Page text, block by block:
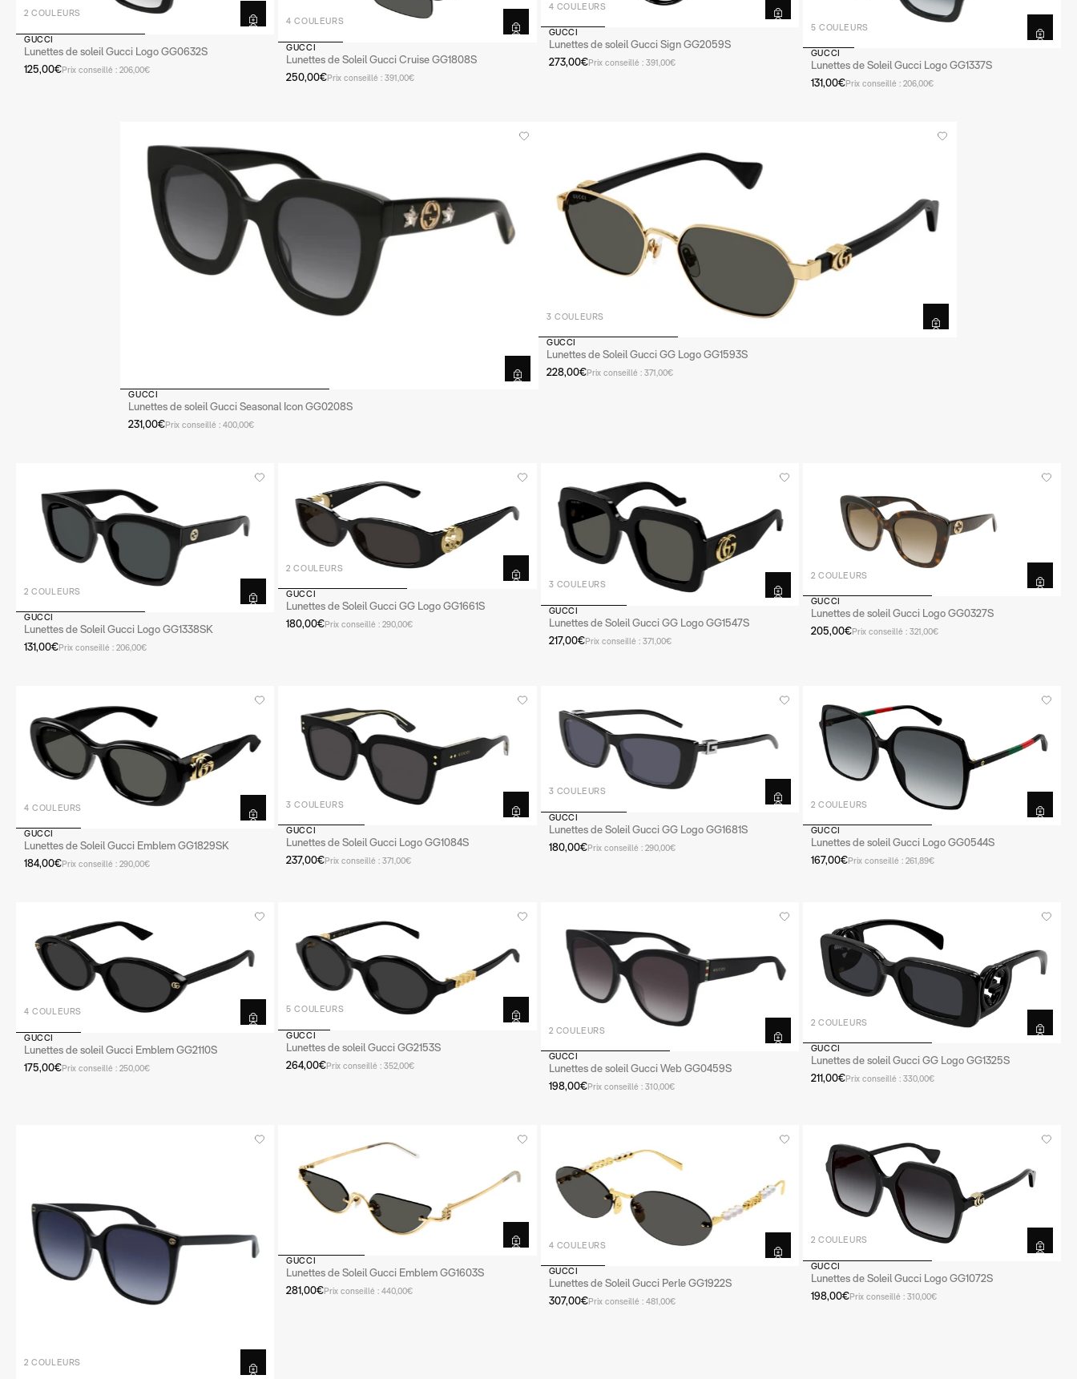
Fermer
Voir l'ordonnance
2 COULEURS
GUCCI
Lunettes de soleil Gucci Logo GG0632S
125,00€Prix conseillé : 206,00€
4 COULEURS
GUCCI
Lunettes de Soleil Gucci Cruise GG1808S
250,00€Prix conseillé : 391,00€
4 COULEURS
GUCCI
Lunettes de soleil Gucci Sign GG2059S
273,00€Prix conseillé : 391,00€
5 COULEURS
GUCCI
Lunettes de Soleil Gucci Logo GG1337S
131,00€Prix conseillé : 206,00€
GUCCI
Lunettes de soleil Gucci Seasonal Icon GG0208S
231,00€Prix conseillé : 400,00€
3 COULEURS
GUCCI
Lunettes de Soleil Gucci GG Logo GG1593S
228,00€Prix conseillé : 371,00€
2 COULEURS
GUCCI
Lunettes de Soleil Gucci Logo GG1338SK
131,00€Prix conseillé : 206,00€
2 COULEURS
GUCCI
Lunettes de Soleil Gucci GG Logo GG1661S
180,00€Prix conseillé : 290,00€
3 COULEURS
GUCCI
Lunettes de Soleil Gucci GG Logo GG1547S
217,00€Prix conseillé : 371,00€
2 COULEURS
GUCCI
Lunettes de soleil Gucci Logo GG0327S
205,00€Prix conseillé : 321,00€
4 COULEURS
GUCCI
Lunettes de Soleil Gucci Emblem GG1829SK
184,00€Prix conseillé : 290,00€
3 COULEURS
GUCCI
Lunettes de Soleil Gucci Logo GG1084S
237,00€Prix conseillé : 371,00€
3 COULEURS
GUCCI
Lunettes de Soleil Gucci GG Logo GG1681S
180,00€Prix conseillé : 290,00€
2 COULEURS
GUCCI
Lunettes de soleil Gucci Logo GG0544S
167,00€Prix conseillé : 261,89€
4 COULEURS
GUCCI
Lunettes de soleil Gucci Emblem GG2110S
175,00€Prix conseillé : 250,00€
5 COULEURS
GUCCI
Lunettes de soleil Gucci GG2153S
264,00€Prix conseillé : 352,00€
2 COULEURS
GUCCI
Lunettes de soleil Gucci Web GG0459S
198,00€Prix conseillé : 310,00€
2 COULEURS
GUCCI
Lunettes de soleil Gucci GG Logo GG1325S
211,00€Prix conseillé : 330,00€
2 COULEURS
GUCCI
Lunettes de Soleil Gucci Emblem GG1603S
281,00€Prix conseillé : 440,00€
4 COULEURS
GUCCI
Lunettes de Soleil Gucci Perle GG1922S
307,00€Prix conseillé : 481,00€
2 COULEURS
GUCCI
Lunettes de Soleil Gucci Logo GG1072S
198,00€Prix conseillé : 310,00€